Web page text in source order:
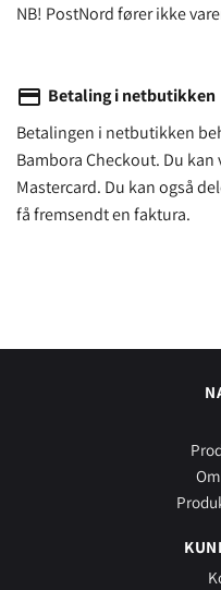
NB! PostNord fører ikke
payment Betaling i netbutikken
Betalingen i netbutikken
Bambora Checkout. Du
Mastercard. Du kan også
få fremsendt en faktura.